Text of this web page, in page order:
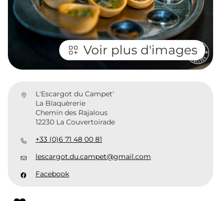
Voir plus d'images
L'Escargot du Campet'
La Blaquèrerie
Chemin des Rajalous
12230 La Couvertoirade
+33 (0)6 71 48 00 81
lescargot.du.campet@gmail.com
Facebook